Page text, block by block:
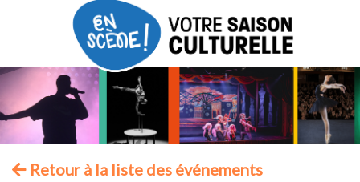
Retour à la liste des événements